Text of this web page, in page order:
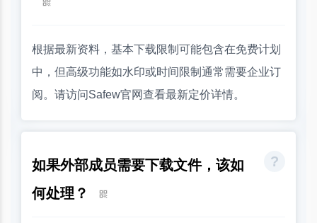
根据最新资料，基本下载限制可能包含在免费计划
中，但高级功能如水印或时间限制通常需要企业订
阅。请访问Safew官网查看最新定价详情。
如果外部成员需要下载文件，该如
何处理？